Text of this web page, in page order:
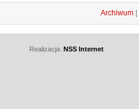
Archiwum |
Realizacja: NSS Internet